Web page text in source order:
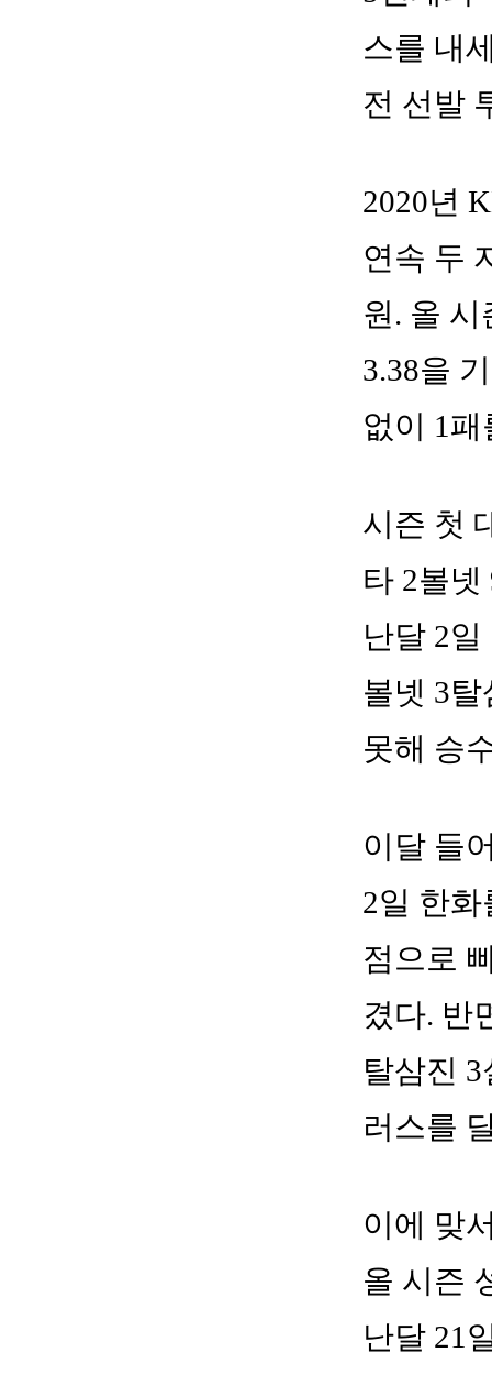
스를 내
전 선발
2020년
연속 두
원. 올
3.38을
없이 1
시즌 첫
타 2볼
난달 2
볼넷 3
못해 승
이달 들
2일 한화
점으로
겼다. 반
탈삼진
러스를
이에 맞
올 시즌
난달 21